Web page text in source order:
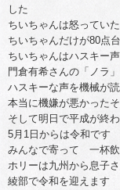
した
ちいちゃんは怒ってい
ちいちゃんだけが80点
ちいちゃんはハスキー
門倉有希さんの「ノラ
ハスキーな声を機械が
本当に機嫌が悪かった
そして明日で平成が終
5月1日からは令和です
みんなで寄って 一杯
ホリーは九州から息子
綾部で令和を迎えます